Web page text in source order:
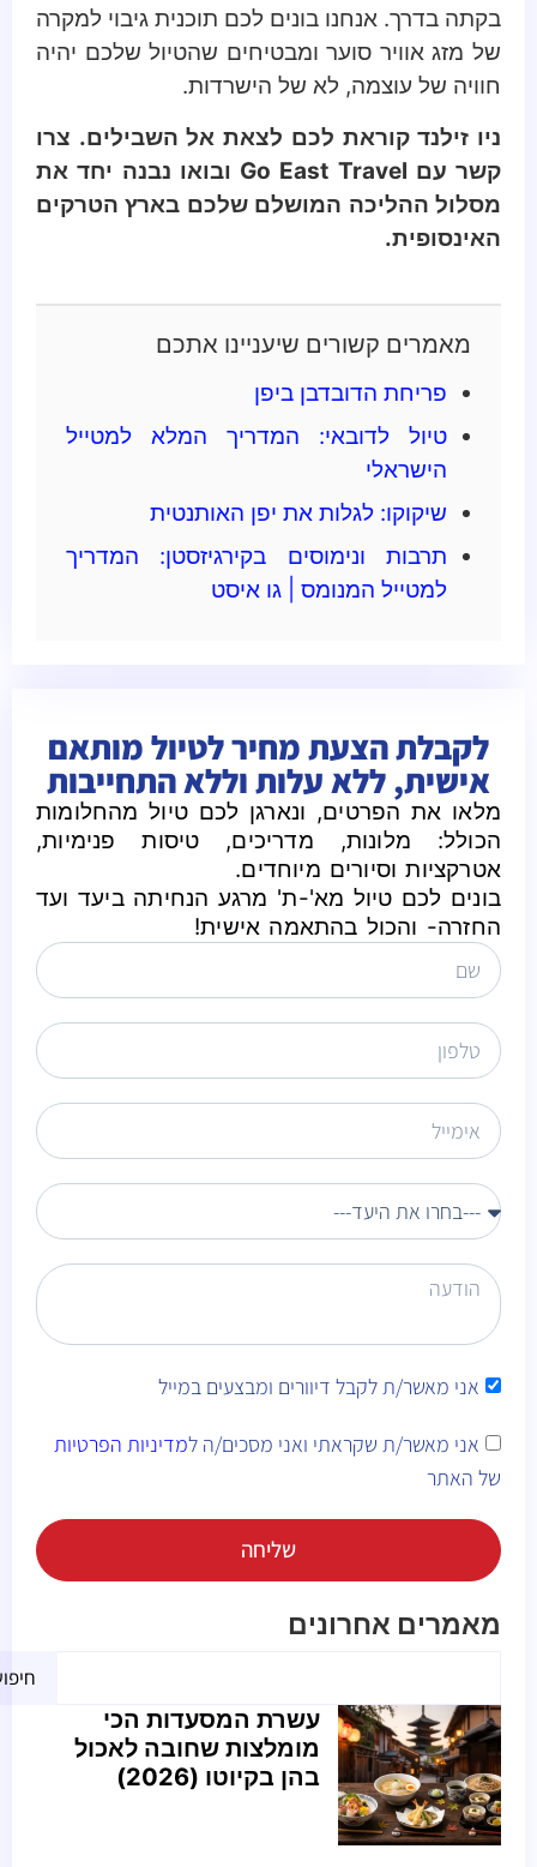
לקבלת הצעת מחיר לטיול מותאם
אישית, ללא עלות וללא התחייבות
מלאו את הפרטים, ונארגן לכם טיול מהחלומות
הכולל: מלונות, מדריכים, טיסות פנימיות,
אטרקציות וסיורים מיוחדים.
בונים לכם טיול מא'-ת' מרגע הנחיתה ביעד ועד
החזרה- והכול בהתאמה אישית!
אני מאשר/ת לקבל דיוורים ומבצעים במייל
אני מאשר/ת שקראתי ואני מסכים/ה למדיניות הפרטיות
של האתר
שליחה
מאמרים אחרונים
עשרת המסעדות הכי
מומלצות שחובה לאכול
בהן בקיוטו (2026)
בקתה בדרך. אנחנו בונים לכם תוכנית גיבוי למקרה
של מזג אוויר סוער ומבטיחים שהטיול שלכם יהיה
חוויה של עוצמה, לא של הישרדות.
ניו זילנד קוראת לכם לצאת אל השבילים. צרו
קשר עם Go East Travel ובואו נבנה יחד את
מסלול ההליכה המושלם שלכם בארץ הטרקים
האינסופית.
מאמרים קשורים שיעניינו אתכם
פריחת הדובדבן ביפן
טיול לדובאי: המדריך המלא למטייל
הישראלי
שיקוקו: לגלות את יפן האותנטית
תרבות ונימוסים בקירגיזסטן: המדריך
למטייל המנומס | גו איסט